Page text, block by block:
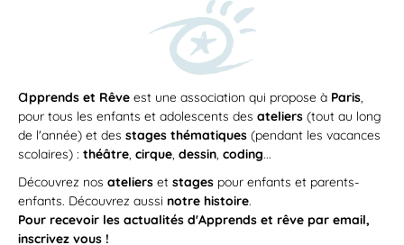
apprends et Rêve est une association qui propose à Paris,
pour tous les enfants et adolescents des ateliers (tout au long
de l'année) et des stages thématiques (pendant les vacances
scolaires) : théâtre, cirque, dessin, coding...
Découvrez nos ateliers et stages pour enfants et parents-
enfants. Découvrez aussi notre histoire.
Pour recevoir les actualités d'Apprends et rêve par email,
inscrivez vous !